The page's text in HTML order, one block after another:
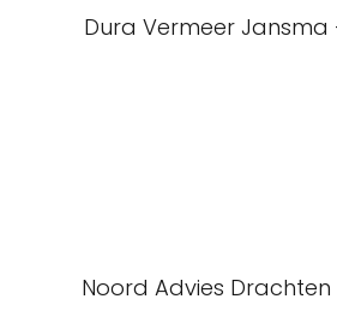
Dura Vermeer
Noord Advies